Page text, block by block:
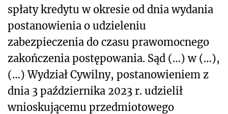
spłaty kredytu w okresie od dnia wydania
postanowienia o udzieleniu
zabezpieczenia do czasu prawomocnego
zakończenia postępowania. Sąd (…) w (…),
(…) Wydział Cywilny, postanowieniem z
dnia 3 października 2023 r. udzielił
wnioskującemu przedmiotowego